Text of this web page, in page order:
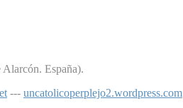
España).
--- uncatolicoperplejo2.wordpress.com